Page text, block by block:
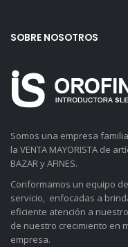
SOBRE NOSOTROS
Somos una empresa
la VENTA MAYORISTA de
BAZAR y AFINES.
Conformamos un equipo
servicio, enfocadas a
eficiente atención a
de nuestro crecimiento en
empresa.